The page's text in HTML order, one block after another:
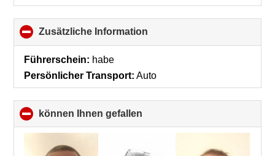
Zusätzliche Information
to
Führerschein: habe
Persönlicher Transport: Auto
können Ihnen gefallen
to
contents